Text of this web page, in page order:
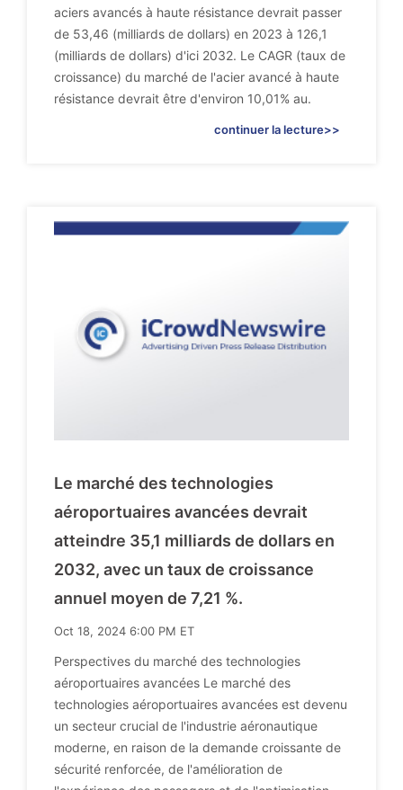
aciers avancés à haute résistance devrait passer
de 53,46 (milliards de dollars) en 2023 à 126,1
(milliards de dollars) d'ici 2032. Le CAGR (taux de
croissance) du marché de l'acier avancé à haute
résistance devrait être d'environ 10,01% au.
continuer la lecture>>
Le marché des technologies
aéroportuaires avancées devrait
atteindre 35,1 milliards de dollars en
2032, avec un taux de croissance
annuel moyen de 7,21 %.
Oct 18, 2024 6:00 PM ET
Perspectives du marché des technologies
aéroportuaires avancées Le marché des
technologies aéroportuaires avancées est devenu
un secteur crucial de l'industrie aéronautique
moderne, en raison de la demande croissante de
sécurité renforcée, de l'amélioration de